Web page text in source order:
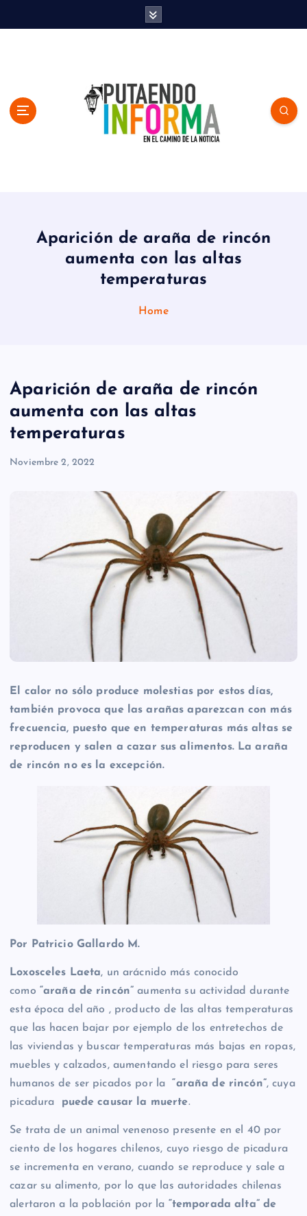
Aparición de araña de rincón
aumenta con las altas
temperaturas
Home
Aparición de araña de rincón
aumenta con las altas
temperaturas
Noviembre 2, 2022
El calor no sólo produce molestias por estos días,
también provoca que las arañas aparezcan con más
frecuencia, puesto que en temperaturas más altas se
reproducen y salen a cazar sus alimentos. La araña
de rincón no es la excepción.
Por Patricio Gallardo M.
Loxosceles Laeta, un arácnido más conocido
como “araña de rincón” aumenta su actividad durante
esta época del año , producto de las altas temperaturas
que las hacen bajar por ejemplo de los entretechos de
las viviendas y buscar temperaturas más bajas en ropas,
muebles y calzados, aumentando el riesgo para seres
humanos de ser picados por la“araña de rincón”, cuya
picadura puede causar la muerte.
Se trata de un animal venenoso presente en el 40 por
ciento de los hogares chilenos, cuyo riesgo de picadura
se incrementa en verano, cuando se reproduce y sale a
cazar su alimento, por lo que las autoridades chilenas
alertaron a la población por la “temporada alta” de